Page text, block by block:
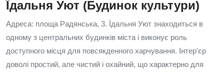
Їдальня Уют (Будинок культури)
Адреса: площа Радянська, 3. Їдальня Уют знаходиться в
одному з центральних будинків міста і виконує роль
доступного місця для повсякденного харчування. Інтер'єр
доволі простий, але чистий і охайний, що характерно для